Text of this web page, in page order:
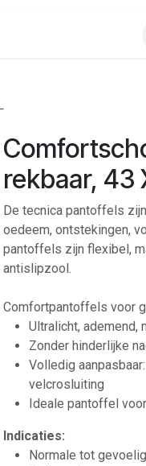
rekbaar, 43
De tecnica pantoffels
oedeem, ontstekingen,
pantoffels zijn flexibel,
antislipzool.
Comfortpantoffels voor
Ultralicht, ademend,
Zonder hinderlijke
Volledig
velcrosluiting
Ideale pantoffel
Indicaties:
Normale tot